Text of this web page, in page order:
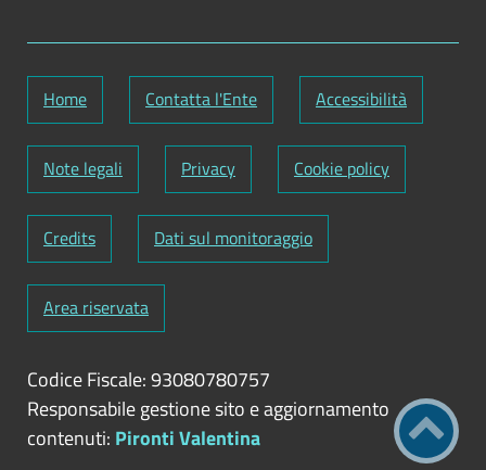
Home Contatta l'Ente Accessibilità
Note legali Privacy Cookie policy
Credits Dati sul monitoraggio
Area riservata
Codice Fiscale: 93080780757
Responsabile gestione sito e aggiornamento
contenuti: Pironti Valentina